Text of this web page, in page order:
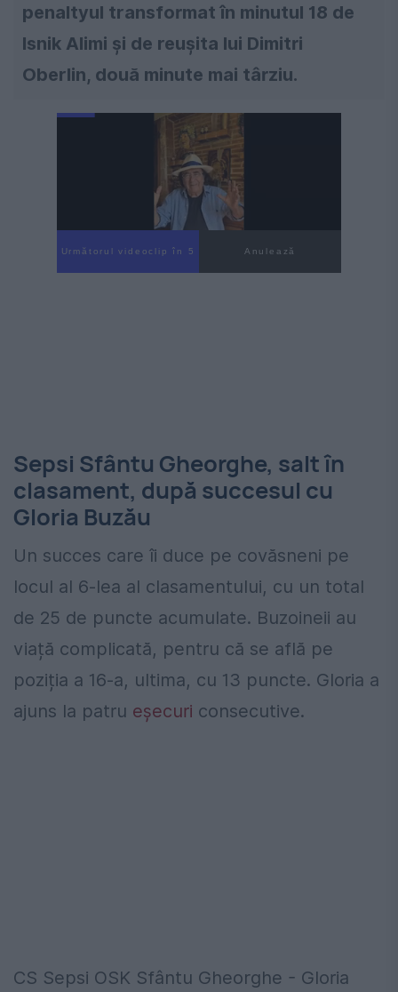
penaltyul transformat în minutul 18 de
Isnik Alimi și de reușita lui Dimitri
Oberlin, două minute mai târziu.
Următorul videoclip în 4 Anulează
Sepsi Sfântu Gheorghe, salt în
clasament, după succesul cu
Gloria Buzău
Un succes care îi duce pe covăsneni pe
locul al 6-lea al clasamentului, cu un total
de 25 de puncte acumulate. Buzoineii au
viață complicată, pentru că se află pe
poziția a 16-a, ultima, cu 13 puncte. Gloria a
ajuns la patru eșecuri consecutive.
CS Sepsi OSK Sfântu Gheorghe - Gloria